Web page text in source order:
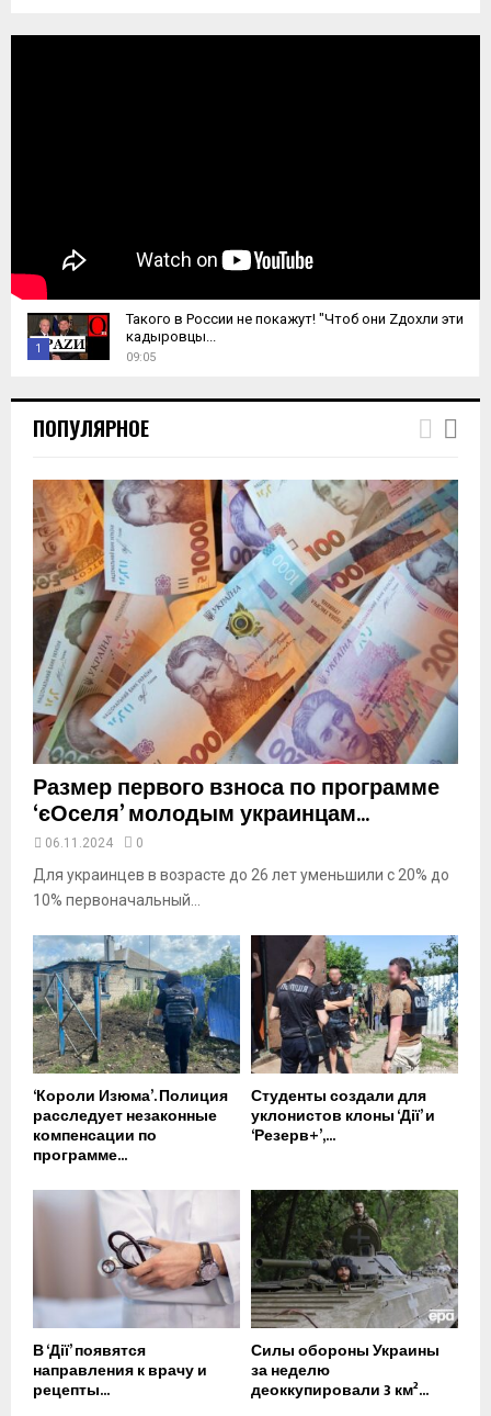
1
h
u
a
y
u
e
Такого в России не покажут! "Чтоб они Zдохли эти
кадыровцы...
09:05
ПОПУЛЯРНОЕ
Размер первого взноса по программе
‘єОселя’ молодым украинцам...
06.11.2024 0
Для украинцев в возрасте до 26 лет уменьшили с 20% до
10% первоначальный...
‘Короли Изюма’. Полиция
расследует незаконные
компенсации по
программе...
Студенты создали для
уклонистов клоны ‘Дії’ и
‘Резерв+’,...
В ‘Дії’ появятся
направления к врачу и
рецепты...
Силы обороны Украины
за неделю
деоккупировали 3 км²...